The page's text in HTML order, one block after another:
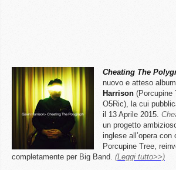
Cheating The
nuovo e atteso
Harrison (Porcupine
O5Ric), la cui
il 13 Aprile 2015.
un progetto
inglese all’opera con
Porcupine Tree,
completamente per Big Band. (Leggi tutto>>)